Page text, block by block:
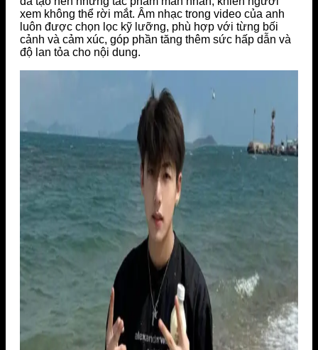
xem không thể rời mắt. Âm nhạc trong video của anh
luôn được chọn lọc kỹ lưỡng, phù hợp với từng bối
cảnh và cảm xúc, góp phần tăng thêm sức hấp dẫn và
độ lan tỏa cho nội dung.